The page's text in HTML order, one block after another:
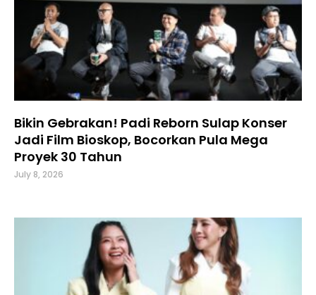
Bikin Gebrakan! Padi Reborn Sulap Konser
Jadi Film Bioskop, Bocorkan Pula Mega
Proyek 30 Tahun
July 8, 2026